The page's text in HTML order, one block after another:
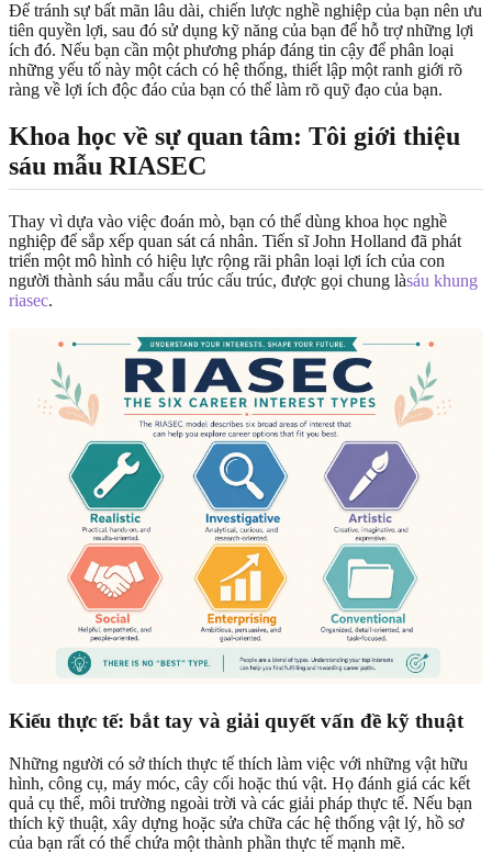
Để tránh sự bất mãn lâu dài, chiến lược nghề nghiệp của bạn nên ưu
tiên quyền lợi, sau đó sử dụng kỹ năng của bạn để hỗ trợ những lợi
ích đó. Nếu bạn cần một phương pháp đáng tin cậy để phân loại
những yếu tố này một cách có hệ thống, thiết lập một ranh giới rõ
ràng về lợi ích độc đáo của bạn có thể làm rõ quỹ đạo của bạn.
Khoa học về sự quan tâm: Tôi giới thiệu
sáu mẫu RIASEC
Thay vì dựa vào việc đoán mò, bạn có thể dùng khoa học nghề
nghiệp để sắp xếp quan sát cá nhân. Tiến sĩ John Holland đã phát
triển một mô hình có hiệu lực rộng rãi phân loại lợi ích của con
người thành sáu mẫu cấu trúc cấu trúc, được gọi chung làsáu khung
riasec.
Kiểu thực tế: bắt tay và giải quyết vấn đề kỹ thuật
Những người có sở thích thực tế thích làm việc với những vật hữu
hình, công cụ, máy móc, cây cối hoặc thú vật. Họ đánh giá các kết
quả cụ thể, môi trường ngoài trời và các giải pháp thực tế. Nếu bạn
thích kỹ thuật, xây dựng hoặc sửa chữa các hệ thống vật lý, hồ sơ
của bạn rất có thể chứa một thành phần thực tế mạnh mẽ.